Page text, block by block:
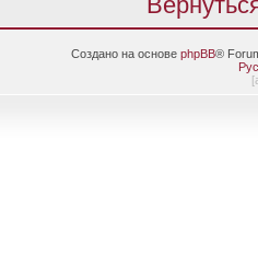
Создано на основе phpBB®
[